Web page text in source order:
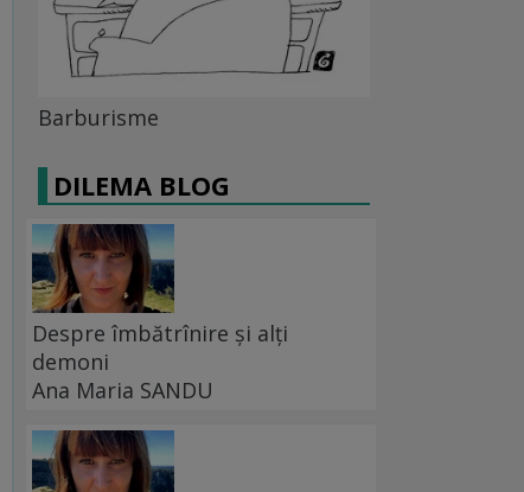
Barburisme
DILEMA BLOG
Despre îmbătrînire și alți
demoni
Ana Maria SANDU